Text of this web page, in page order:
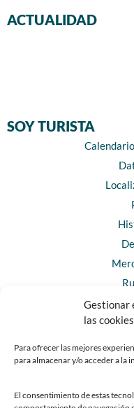
Gestionar
las cookies
Para ofrecer las mejores
para almacenar y/o acceder a la
El consentimiento de estas
ACTUALIDAD
SOY TURISTA